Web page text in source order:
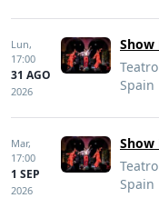
Lun,
17:00
31 AGO
2026
Show
Spain
Mar,
17:00
1 SEP
2026
Show
Spain